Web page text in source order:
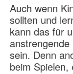
Auch wenn
sollten und
kann das für
sein. Denn
beim Spielen,